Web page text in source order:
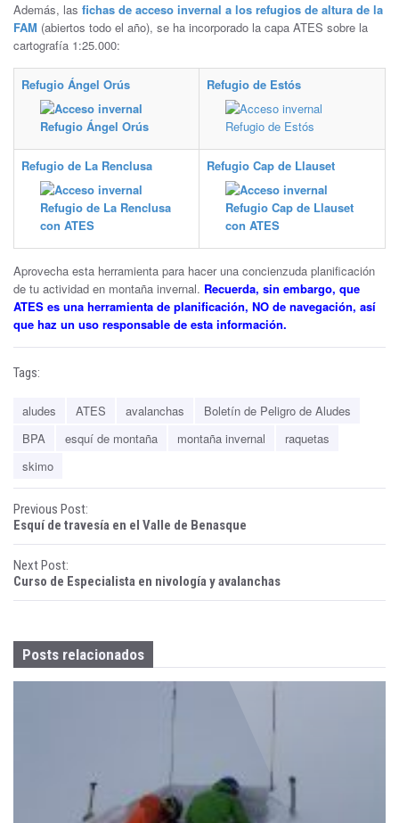
Además, las fichas de acceso invernal a los refugios de altura de la
FAM (abiertos todo el año), se ha incorporado la capa ATES sobre la
cartografía 1:25.000:
Refugio Ángel Orús Refugio de Estós
Refugio de La Renclusa Refugio Cap de Llauset
Aprovecha esta herramienta para hacer una concienzuda planificación
de tu actividad en montaña invernal. Recuerda, sin embargo, que
ATES es una herramienta de planificación, NO de navegación, así
que haz un uso responsable de esta información.
Tags:
aludes ATES avalanchas
Boletín de Peligro de Aludes
BPA
esquí de montaña montaña invernal
raquetas
skimo
P
o
s
t
n
a
Previous Post:
Esquí de travesía en el Valle de Benasque
Next Post:
Curso de Especialista en nivología y avalanchas
Posts relacionados